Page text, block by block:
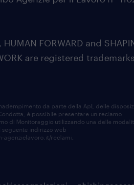
, HUMAN FORWARD and
are registered
da parte della ApL delle
è possibile presentare un reclamo
di Monitoraggio utilizzando una delle
seguente indirizzo web
agenzielavoro.it/reclami